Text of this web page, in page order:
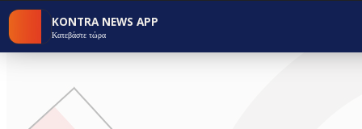
KONTRA NEWS APP
Κατεβάστε τώρα